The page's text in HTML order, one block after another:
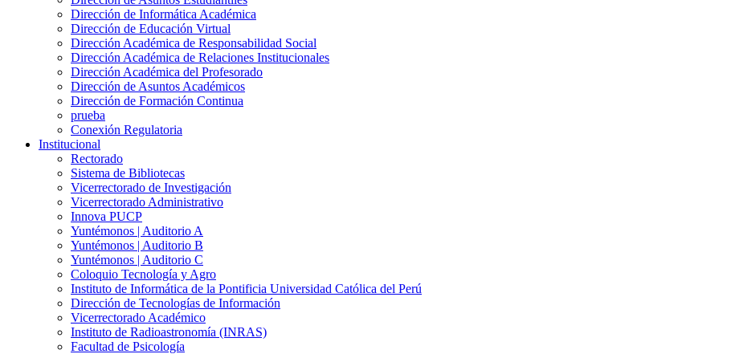
Dirección de Informática Académica
Dirección de Educación Virtual
Dirección Académica de Responsabilidad Social
Dirección Académica de Relaciones Institucionales
Dirección Académica del Profesorado
Dirección de Asuntos Académicos
Dirección de Formación Continua
prueba
Conexión Regulatoria
Institucional
Rectorado
Sistema de Bibliotecas
Vicerrectorado de Investigación
Vicerrectorado Administrativo
Innova PUCP
Yuntémonos | Auditorio A
Yuntémonos | Auditorio B
Yuntémonos | Auditorio C
Coloquio Tecnología y Agro
Instituto de Informática de la Pontificia Universidad Católica del Perú
Dirección de Tecnologías de Información
Vicerrectorado Académico
Instituto de Radioastronomía (INRAS)
Facultad de Psicología